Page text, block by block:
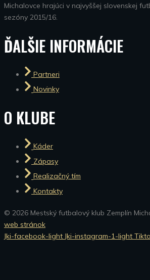
Michalovce hrajúci v najvyššej slovenskej
sezóny 2015/16.
ĎALŠIE INFORMÁCIE
Partneri
Novinky
O KLUBE
Káder
Zápasy
Realizačný tím
Kontakty
© 2026 Mestský futbalový klub Zemplín
web stránok
Jki-facebook-light Jki-instagram-1-light